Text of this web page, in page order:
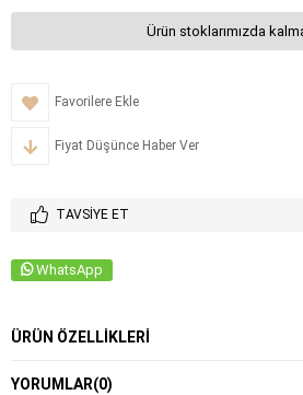
Ürün stoklarımızda
Favorilere Ekle
Fiyat Düşünce Haber Ver
TAVSIYE ET
WhatsApp
ÜRÜN ÖZELLIKLERI
YORUMLAR(0)